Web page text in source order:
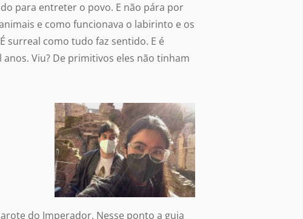
para entreter o povo. E não pára por
e como funcionava o labirinto e os
surreal como tudo faz sentido. E é
Viu? De primitivos eles não tinham
do Imperador. Nesse ponto a guia